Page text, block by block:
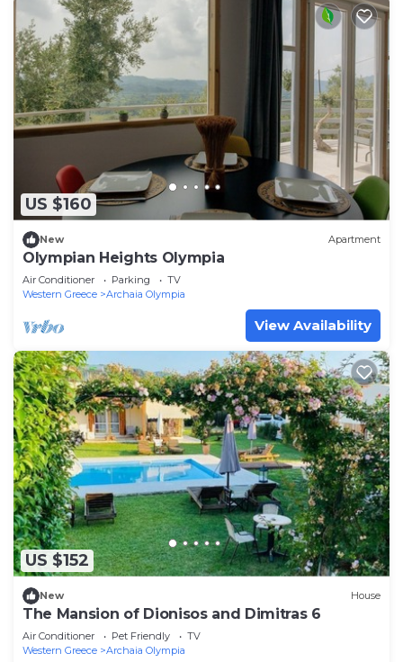
US $160
New Apartment
Olympian Heights Olympia
Air Conditioner Parking
TV
Western Greece
Archaia Olympia
View Availability
US $152
New House
The Mansion of Dionisos and Dimitras 6
Air Conditioner Pet Friendly
TV
Western Greece
Archaia Olympia